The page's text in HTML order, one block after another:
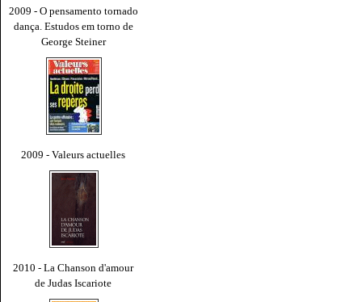
2009 - O pensamento tornado
dança. Estudos em torno de
George Steiner
2009 - Valeurs actuelles
2010 - La Chanson d'amour
de Judas Iscariote